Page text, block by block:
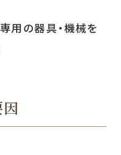
用の器具・機械を